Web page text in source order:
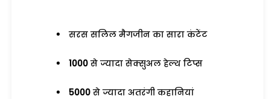
सरस सलिल मैगजीन का सारा कंटेंट
1000 से ज्यादा सेक्सुअल हेल्थ टिप्स
5000 से ज्यादा अतरंगी कहानियां